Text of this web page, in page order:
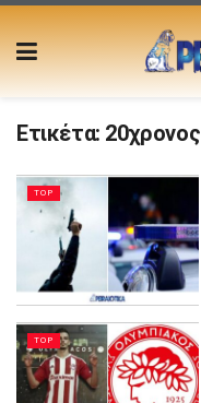
Ετικέτα: 20χρονος
TOP
TOP